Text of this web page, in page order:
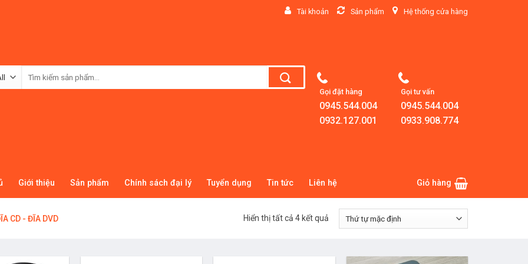
Tài khoản Sản phẩm Hệ thống cửa hàng
Gọi đặt hàng
0945.544.004
0932.127.001
Gọi tư vấn
0945.544.004
0933.908.774
Giới thiệu Sản phẩm Chính sách đại lý Tuyển dụng Tin tức Liên hệ Giỏ hàng
CD - ĐĨA DVD Hiển thị tất cả 4 kết quả